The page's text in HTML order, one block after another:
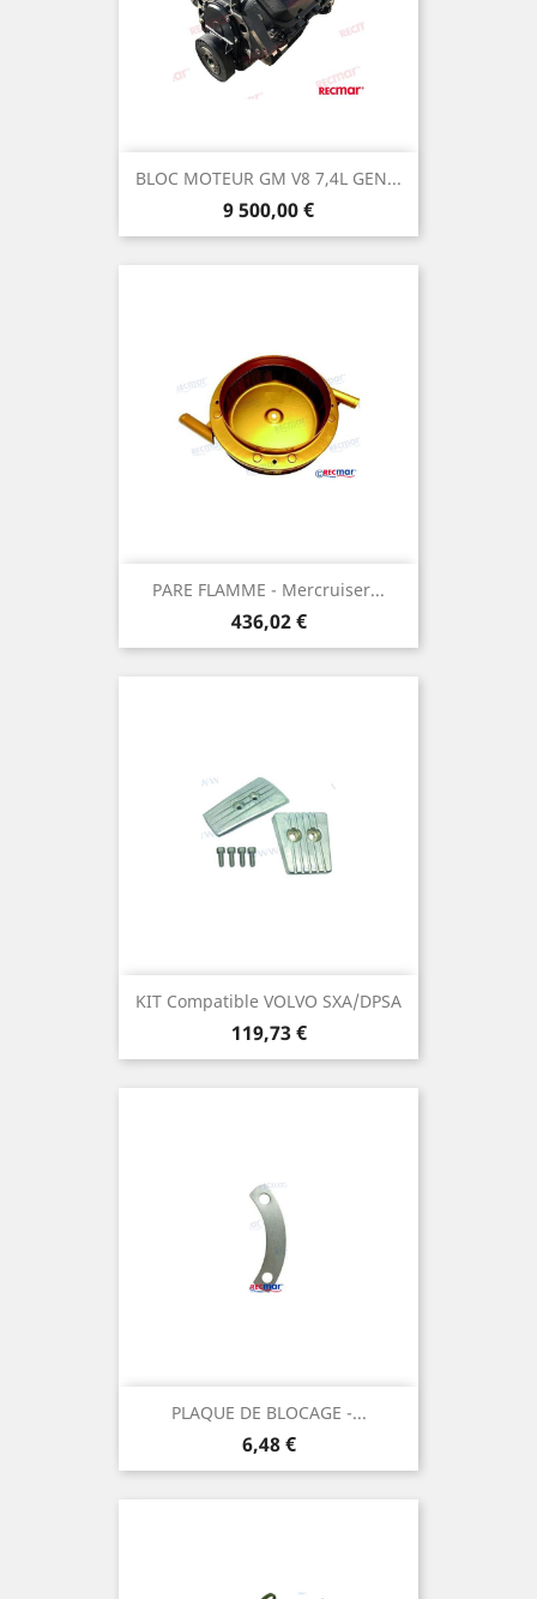
BLOC MOTEUR GM V8 7,4L GEN...
Prix
9 500,00 €
PARE FLAMME - Mercruiser...
Prix
436,02 €
KIT Compatible VOLVO SXA/DPSA
Prix
119,73 €
PLAQUE DE BLOCAGE -...
Prix
6,48 €